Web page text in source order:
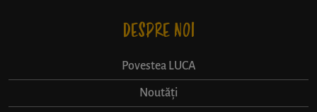
DESPRE NOI
Povestea LUCA
Noutăți